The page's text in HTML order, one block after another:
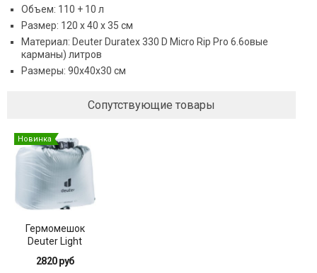
Объем: 110 + 10 л
Размер: 120 x 40 x 35 см
Материал: Deuter Duratex 330 D Micro Rip Pro 6.6овые
карманы) литров
Размеры: 90x40x30 см
Сопутствующие товары
Новинка
Гермомешок
Deuter Light
Drypack 20
2820 руб